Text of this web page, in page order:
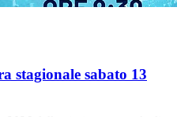
stagionale sabato 13